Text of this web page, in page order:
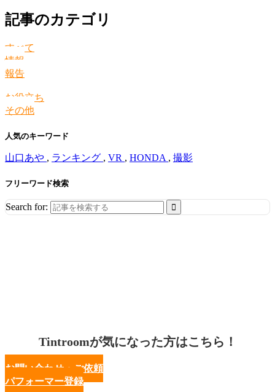
記事のカテゴリ
すべて
情報
報告
お役立ち
その他
人気のキーワード
山口あや , ランキング , VR , HONDA , 撮影
フリーワード検索
Search for:
Tintroomが気になった方はこちら！
お問い合わせ・ご依頼
パフォーマー登録